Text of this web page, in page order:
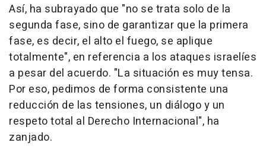
Así, ha subrayado que "no se trata solo de la
segunda fase, sino de garantizar que la primera
fase, es decir, el alto el fuego, se aplique
totalmente", en referencia a los ataques israelíes
a pesar del acuerdo. "La situación es muy tensa.
Por eso, pedimos de forma consistente una
reducción de las tensiones, un diálogo y un
respeto total al Derecho Internacional", ha
zanjado.